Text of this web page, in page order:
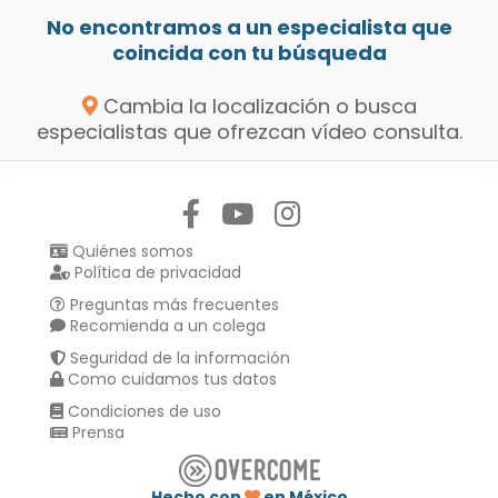
No encontramos a un especialista que
coincida con tu búsqueda
Cambia la localización o busca
especialistas que ofrezcan vídeo consulta.
Quiénes somos
Política de privacidad
Preguntas más frecuentes
Recomienda a un colega
Seguridad de la información
Como cuidamos tus datos
Condiciones de uso
Prensa